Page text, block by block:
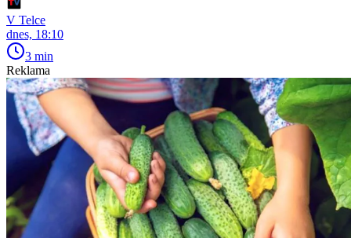
V Telce
dnes, 18:10
3 min
Reklama